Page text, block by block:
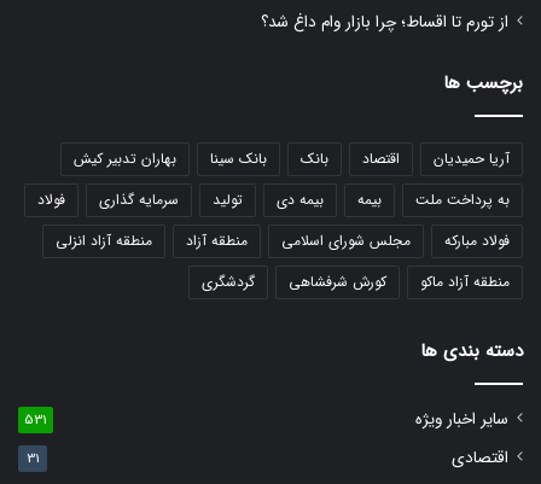
از تورم تا اقساط؛ چرا بازار وام داغ شد؟
برچسب ها
آریا حمیدیان اقتصاد بانک بانک سینا
بهاران تدبیر کیش
به پرداخت ملت
بیمه بیمه دی تولید سرمایه گذاری
فولاد
فولاد مبارکه
مجلس شورای اسلامی منطقه آزاد
منطقه آزاد انزلی
منطقه آزاد ماکو
کورش شرفشاهی گردشگری
دسته بندی ها
سایر اخبار ویژه 531
اقتصادی 31